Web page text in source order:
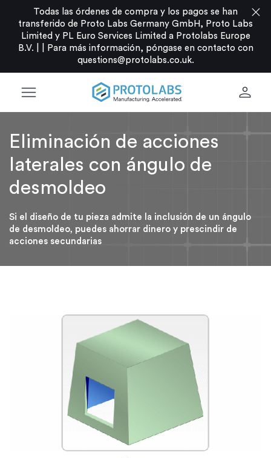
Todas las órdenes de compra y los pagos se han
transferido de Proto Labs Germany GmbH, Proto Labs
Limited y PL Euro Services Limited a Protolabs Europe
B.V. |
Para más información, póngase en contacto con
questions@protolabs.co.uk.
close
menu person
Eliminación de acciones
laterales con ángulo de
desmoldeo
Si el diseño de tu pieza admite la inclusión de un ángulo
de desmoldeo, puedes ahorrar dinero y prescindir de
acciones secundarias